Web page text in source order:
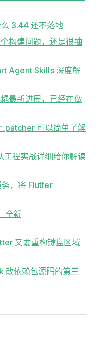
3.44 还不落地
构建问题，还是很抽
Agent Skills 深度解
最新进展，已经在做
可以简单了解
程实战详细给你解读
，将 Flutter
全新
又要重构键盘区域
改依赖包源码的第三